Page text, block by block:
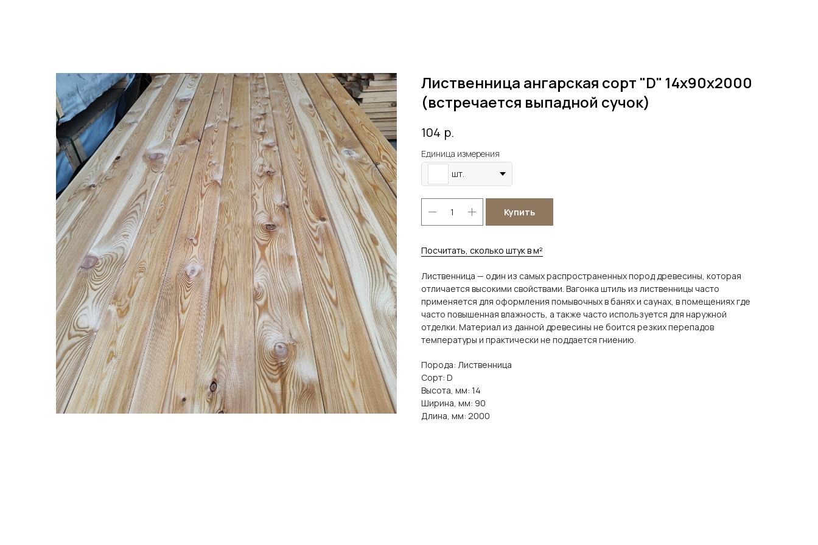
Лиственница ангарская сорт "D" 14х90х2000
(встречается выпадной сучок)
104 р.
Единица измерения
шт.
Купить
Посчитать, сколько штук в м²
Лиственница — один из самых распространенных пород древесины, которая
отличается высокими свойствами. Вагонка штиль из лиственницы часто
применяется для оформления помывочных в банях и саунах, в помещениях где
часто повышенная влажность, а также часто используется для наружной
отделки. Материал из данной древесины не боится резких перепадов
температуры и практически не поддается гниению.
Порода: Лиственница
Сорт: D
Высота, мм: 14
Ширина, мм: 90
Длина, мм: 2000